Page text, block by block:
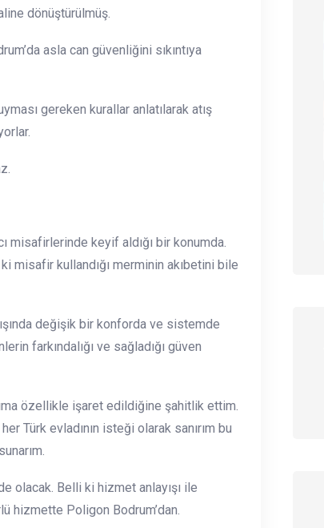
dönüştürülmüş.
asla can güvenliğini sıkıntıya
gereken kurallar anlatılarak atış
misafirlerinde keyif aldığı bir konumda.
misafir kullandığı merminin akıbetini bile
değişik bir konforda ve sistemde
farkındalığı ve sağladığı güven
özellikle işaret edildiğine şahitlik ettim.
Türk evladının isteği olarak sanırım bu
olacak. Belli ki hizmet anlayışı ile
hizmette Poligon Bodrum’dan.